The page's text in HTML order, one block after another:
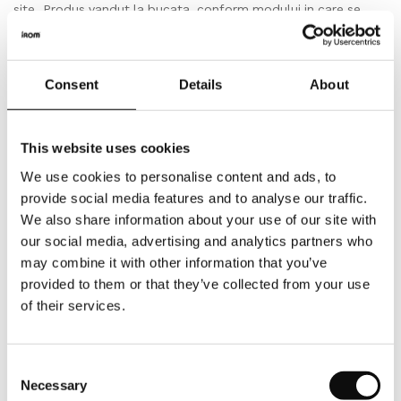
Consent Details About
This website uses cookies
We use cookies to personalise content and ads, to
provide social media features and to analyse our traffic.
We also share information about your use of our site with
our social media, advertising and analytics partners who
may combine it with other information that you’ve
provided to them or that they’ve collected from your use
of their services.
Selection
Necessary
site. Produs vandut la bucata, conform modului in care se
livreaza produsul de catre producator. Asfel cantitatea totala
insemna un numar intreg de bucati/ml(metri liniari).
Depozitati cu atentie produsele pe o suprafata plana in
asteptarea instalarii. Lasati-le in asteptare timp de cel putin
24 de ore pentru a se aclimatiza.
Inspectie
Verificati intotdeauna produsul livrat inainte de a incepe
instalarea.
Conditii de mediu
In asteptarea instalarii, depozitati produsele intr-o camera